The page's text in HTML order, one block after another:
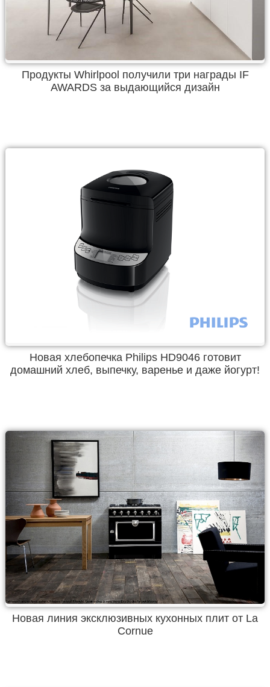
Продукты Whirlpool получили три награды IF
AWARDS за выдающийся дизайн
Новая хлебопечка Philips HD9046 готовит
домашний хлеб, выпечку, варенье и даже йогурт!
Новая линия эксклюзивных кухонных плит от La
Cornue